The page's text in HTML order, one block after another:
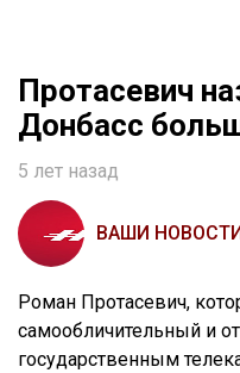
Протасевич
Донбасс
5 лет назад
ВАШИ НОВОСТИ
Роман Протасевич,
самообличительный и
государственным